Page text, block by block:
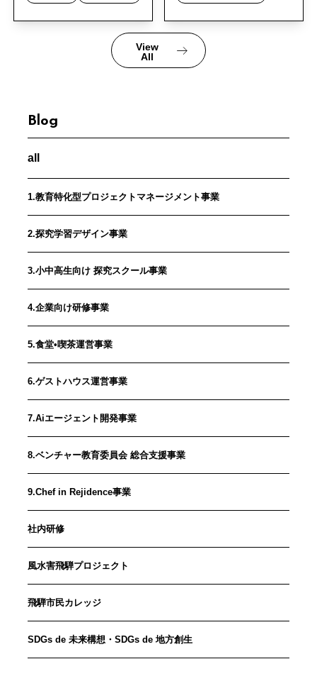
View
All
Blog
all
1.教育特化型プロジェクトマネージメント事業
2.探究学習デザイン事業
3.小中高生向け 探究スクール事業
4.企業向け研修事業
5.食堂•喫茶運営事業
6.ゲストハウス運営事業
7.Aiエージェント開発事業
8.ベンチャー教育委員会 総合支援事業
9.Chef in Rejidence事業
社内研修
風水害飛騨プロジェクト
飛騨市民カレッジ
SDGs de 未来構想・SDGs de 地方創生